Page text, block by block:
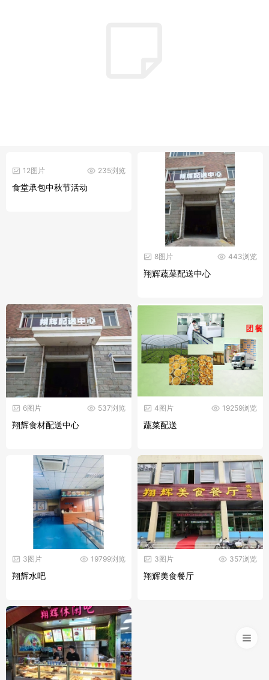
235浏览
12图片
食堂承包中秋节活动
443浏览
8图片
翔辉蔬菜配送中心
537浏览
6图片
翔辉食材配送中心
19259浏览
4图片
蔬菜配送
19799浏览
3图片
翔辉水吧
357浏览
3图片
翔辉美食餐厅